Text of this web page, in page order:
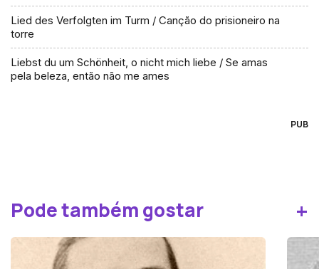
Lied des Verfolgten im Turm / Canção do prisioneiro na
torre
Liebst du um Schönheit, o nicht mich liebe / Se amas
pela beleza, então não me ames
PUB
Pode também gostar +